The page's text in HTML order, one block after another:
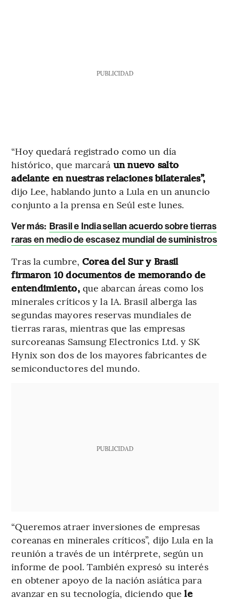
PUBLICIDAD
“Hoy quedará registrado como un día
histórico, que marcará un nuevo salto
adelante en nuestras relaciones bilaterales”,
dijo Lee, hablando junto a Lula en un anuncio
conjunto a la prensa en Seúl este lunes.
Ver más: Brasil e India sellan acuerdo sobre tierras
raras en medio de escasez mundial de suministros
Tras la cumbre, Corea del Sur y Brasil
firmaron 10 documentos de memorando de
entendimiento,que abarcan áreas como los
minerales críticos y la IA. Brasil alberga las
segundas mayores reservas mundiales de
tierras raras, mientras que las empresas
surcoreanas Samsung Electronics Ltd. y SK
Hynix son dos de los mayores fabricantes de
semiconductores del mundo.
PUBLICIDAD
“Queremos atraer inversiones de empresas
coreanas en minerales críticos”, dijo Lula en la
reunión a través de un intérprete, según un
informe de pool. También expresó su interés
en obtener apoyo de la nación asiática para
avanzar en su tecnología, diciendo quele